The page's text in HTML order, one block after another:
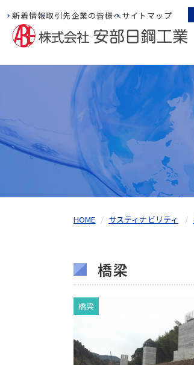
新着情報取引先企業の皆様へサイトマップ
HOME サスティナビリティ
橋梁
橋梁